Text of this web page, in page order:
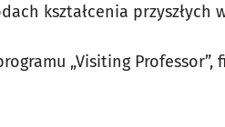
kształcenia przyszłych
„Visiting